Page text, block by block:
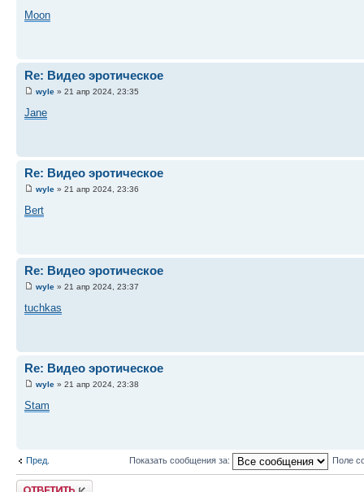
Moon
Re: Видео эротическое
wyle » 21 апр 2024, 23:35
Jane
Re: Видео эротическое
wyle » 21 апр 2024, 23:36
Bert
Re: Видео эротическое
wyle » 21 апр 2024, 23:37
tuchkas
Re: Видео эротическое
wyle » 21 апр 2024, 23:38
Stam
Пред. Показать сообщения за: Поле
Ответить